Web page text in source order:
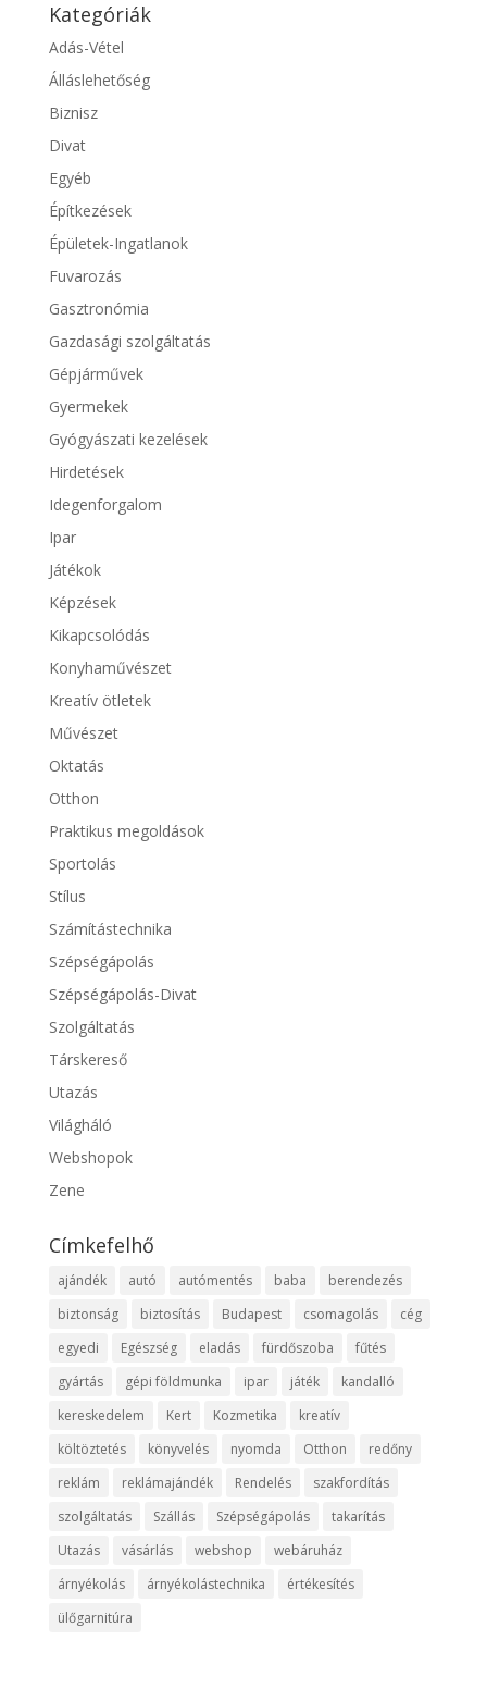
Kategóriák
Adás-Vétel
Álláslehetőség
Biznisz
Divat
Egyéb
Építkezések
Épületek-Ingatlanok
Fuvarozás
Gasztronómia
Gazdasági szolgáltatás
Gépjárművek
Gyermekek
Gyógyászati kezelések
Hirdetések
Idegenforgalom
Ipar
Játékok
Képzések
Kikapcsolódás
Konyhaművészet
Kreatív ötletek
Művészet
Oktatás
Otthon
Praktikus megoldások
Sportolás
Stílus
Számítástechnika
Szépségápolás
Szépségápolás-Divat
Szolgáltatás
Társkereső
Utazás
Világháló
Webshopok
Zene
Címkefelhő
ajándék autó autómentés baba
berendezés
biztonság
biztosítás Budapest csomagolás
cég
egyedi
Egészség eladás fürdőszoba
fűtés
gyártás
gépi földmunka ipar játék
kandalló
kereskedelem
Kert Kozmetika
kreatív
költöztetés
könyvelés nyomda Otthon
redőny
reklám
reklámajándék Rendelés
szakfordítás
szolgáltatás
Szállás Szépségápolás
takarítás
Utazás
vásárlás webshop
webáruház
árnyékolás
árnyékolástechnika
értékesítés
ülőgarnitúra